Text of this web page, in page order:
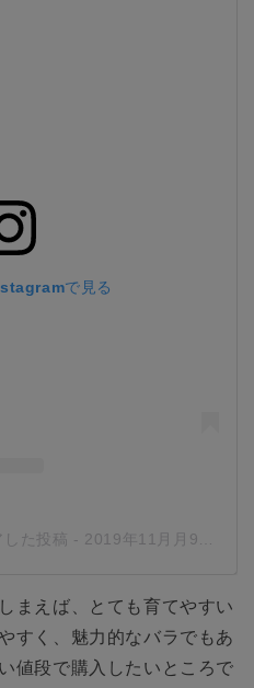
で見る
た投稿 - 2019年11月月9日午後6時17分PST
まえば、とても育てやすい
すく、魅力的なバラでもあ
値段で購入したいところで